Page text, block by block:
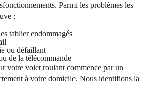
Parmi les problèmes les
:
tablier endommagés
ou défaillant
de la télécommande
votre volet roulant commence par un
à votre domicile. Nous identifions la